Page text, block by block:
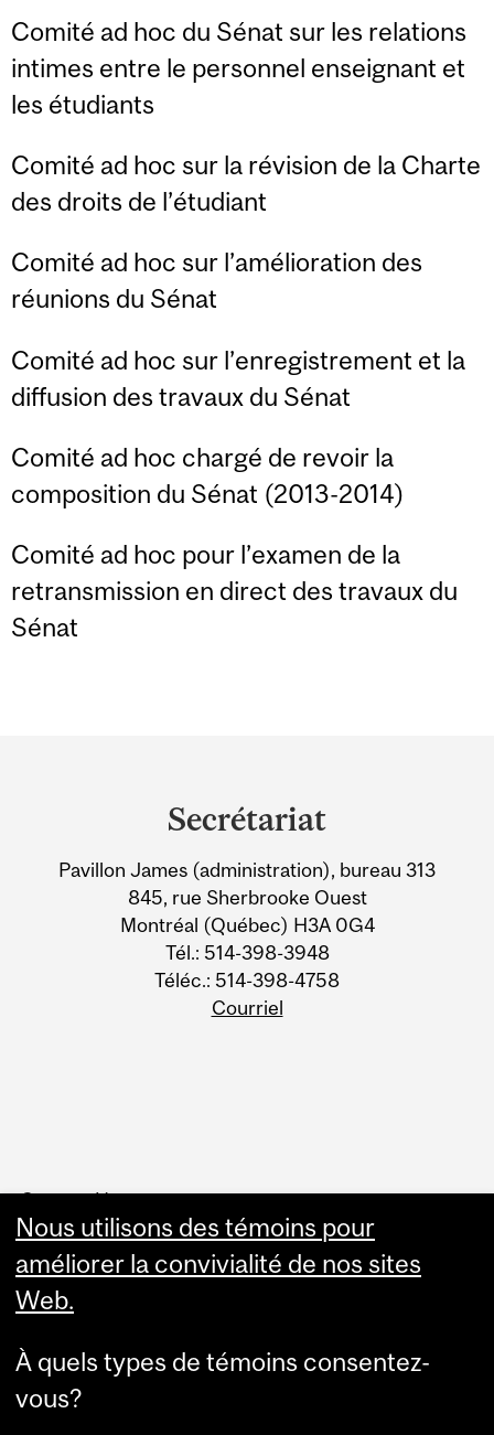
Comité ad hoc du Sénat sur les relations
intimes entre le personnel enseignant et
les étudiants
Comité ad hoc sur la révision de la Charte
des droits de l’étudiant
Comité ad hoc sur l’amélioration des
réunions du Sénat
Comité ad hoc sur l’enregistrement et la
diffusion des travaux du Sénat
Comité ad hoc chargé de revoir la
composition du Sénat (2013-2014)
Comité ad hoc pour l’examen de la
retransmission en direct des travaux du
Sénat
Information
Secrétariat
Pavillon James (administration), bureau 313
845, rue Sherbrooke Ouest
Montréal (Québec) H3A 0G4
Tél.: 514-398-3948
Téléc.: 514-398-4758
Courriel
Contact Us
Liens
Nous contacter
Politiques et règlements
Nous utilisons des témoins pour
améliorer la convivialité de nos sites
Web.
À quels types de témoins consentez-
vous?